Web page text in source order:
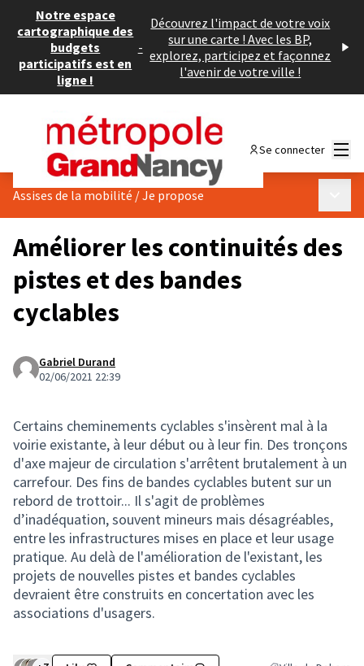
Notre espace
cartographique des
budgets
participatifs est en
ligne !
-
Découvrez l'impact de votre voix
sur une carte ! Avec les BP,
explorez, participez et façonnez
l'avenir de votre ville !
Se connecter
Assises de la mobilité /Je propose
Améliorer les continuités des
pistes et des bandes
cyclables
Gabriel Durand
02/06/2021 22:39
Certains cheminements cyclables s'insèrent mal à la
voirie existante, à leur début ou à leur fin. Des tronçons
d'axe majeur de circulation s'arrêtent brutalement à un
carrefour. Des fins de bandes cyclables butent sur un
rebord de trottoir... Il s'agit de problèmes
d’inadéquation, souvent mineurs mais désagréables,
entre les infrastructures mises en place et leur usage
pratique. Au delà de l'amélioration de l'existant, les
projets de nouvelles pistes et bandes cyclables
devraient être construits en concertation avec les
associations d'usagers.